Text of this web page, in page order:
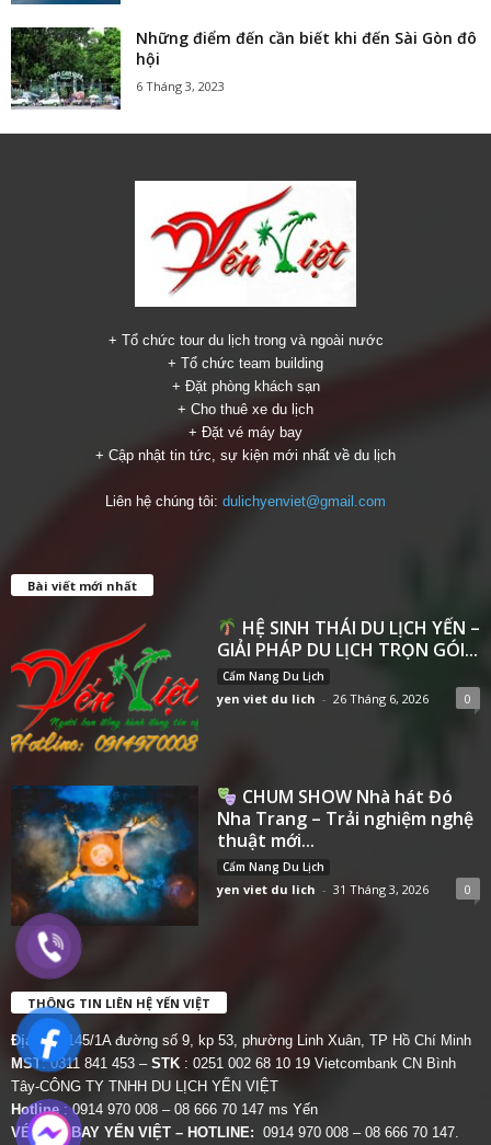
Những điểm đến cần biết khi đến Sài Gòn đô
hội
6 Tháng 3, 2023
+ Tổ chức tour du lịch trong và ngoài nước
+ Tổ chức team building
+ Đặt phòng khách sạn
+ Cho thuê xe du lịch
+ Đặt vé máy bay
+ Cập nhật tin tức, sự kiện mới nhất về du lịch
Liên hệ chúng tôi: dulichyenviet@gmail.com
Bài viết mới nhất
HỆ SINH THÁI DU LỊCH YẾN –
GIẢI PHÁP DU LỊCH TRỌN GÓI...
Cẩm Nang Du Lịch
yen viet du lich - 26 Tháng 6, 2026 0
CHUM SHOW Nhà hát Đó
Nha Trang – Trải nghiệm nghệ
thuật mới...
Cẩm Nang Du Lịch
yen viet du lich - 31 Tháng 3, 2026 0
THÔNG TIN LIÊN HỆ YẾN VIỆT
Địa chỉ: 145/1A đường số 9, kp 53, phường Linh Xuân, TP Hồ Chí Minh
MST: 0311 841 453 – STK : 0251 002 68 10 19 Vietcombank CN Bình
Tây-CÔNG TY TNHH DU LỊCH YẾN VIỆT
Hotline : 0914 970 008 – 08 666 70 147 ms Yến
VÉ MÁY BAY YẾN VIỆT – HOTLINE: 0914 970 008 – 08 666 70 147.